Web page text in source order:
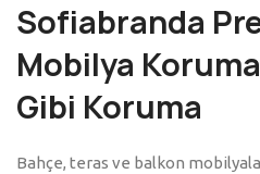
Sofiabranda
Mobilya Koruma
Gibi Koruma
Bahçe, teras ve balkon